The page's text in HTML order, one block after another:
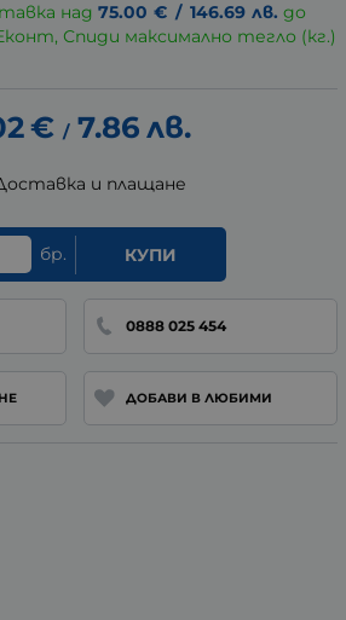
над 75.00 € / 146.69 лв. до
Спиди максимално тегло (кг.)
€ / 7.86 лв.
и плащане
бр. КУПИ
0888 025 454
ДОБАВИ В ЛЮБИМИ